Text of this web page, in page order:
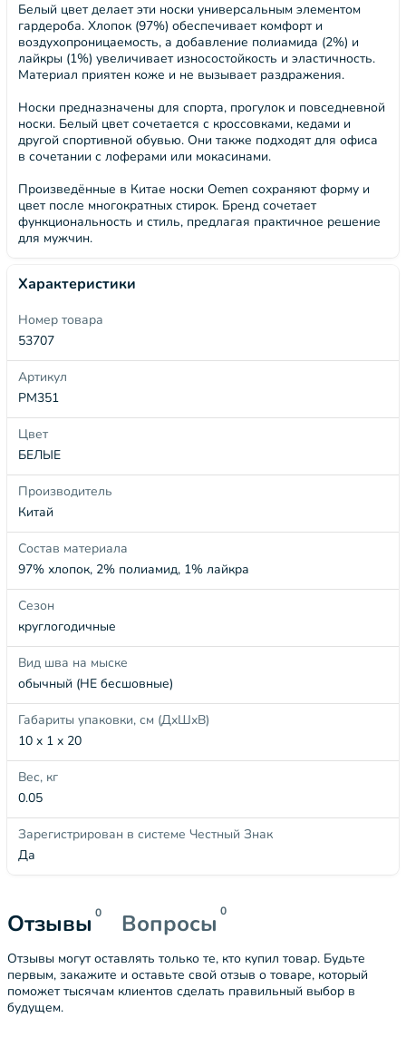
Белый цвет делает эти носки универсальным элементом
гардероба. Хлопок (97%) обеспечивает комфорт и
воздухопроницаемость, а добавление полиамида (2%) и
лайкры (1%) увеличивает износостойкость и эластичность.
Материал приятен коже и не вызывает раздражения.
Носки предназначены для спорта, прогулок и повседневной
носки. Белый цвет сочетается с кроссовками, кедами и
другой спортивной обувью. Они также подходят для офиса
в сочетании с лоферами или мокасинами.
Произведённые в Китае носки Oemen сохраняют форму и
цвет после многократных стирок. Бренд сочетает
функциональность и стиль, предлагая практичное решение
для мужчин.
Характеристики
Номер товара
53707
Артикул
PM351
Цвет
БЕЛЫЕ
Производитель
Китай
Состав материала
97% хлопок, 2% полиамид, 1% лайкра
Сезон
круглогодичные
Вид шва на мыске
обычный (НЕ бесшовные)
Габариты упаковки, см (ДхШхВ)
10 x 1 x 20
Вес, кг
0.05
Зарегистрирован в системе Честный Знак
Да
Отзывы 0 Вопросы 0
Отзывы могут оставлять только те, кто купил товар. Будьте
первым, закажите и оставьте свой отзыв о товаре, который
поможет тысячам клиентов сделать правильный выбор в
будущем.